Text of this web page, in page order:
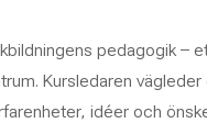
pedagogik –
Kursledaren
idéer och